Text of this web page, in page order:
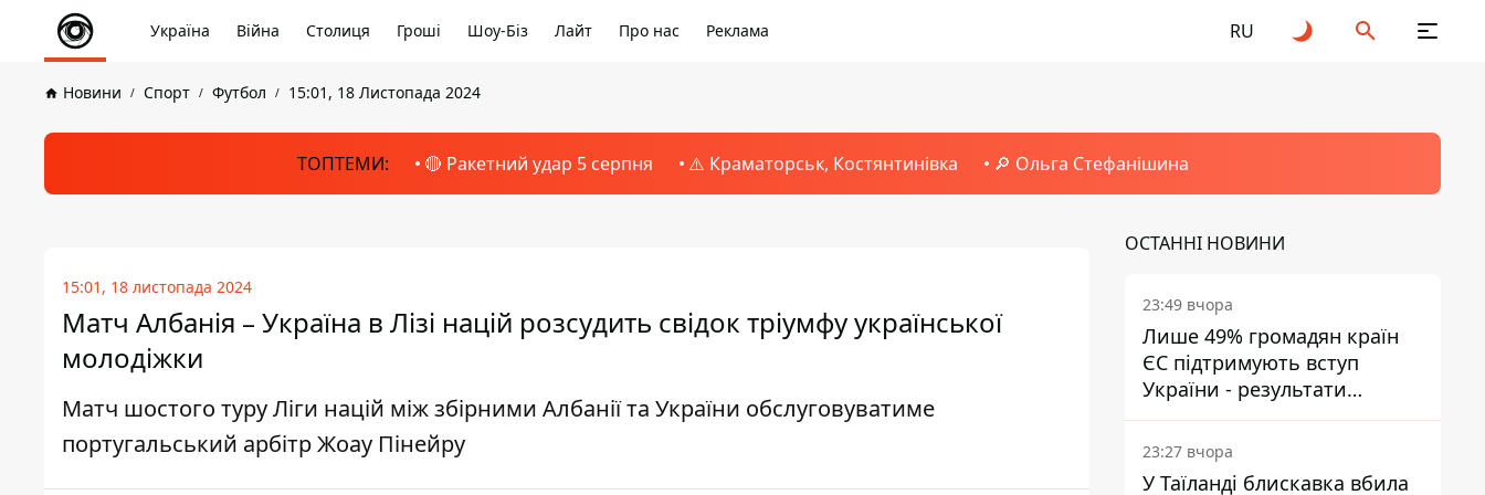
Україна Війна Столиця Гроші Шоу-Біз Лайт Про нас Реклама RU
Новини Спорт Футбол 15:01, 18 Листопада 2024
ТОПТЕМИ: 🔴 Ракетний удар 5 серпня ⚠️ Краматорськ, Костянтинівка 🔎 Ольга Стефанішина
15:01, 18 листопада 2024
Матч Албанія – Україна в Лізі націй розсудить свідок тріумфу української
молодіжки
Матч шостого туру Ліги націй між збірними Албанії та України обслуговуватиме
португальський арбітр Жоау Пінейру
ОСТАННІ НОВИНИ
23:49 вчора
Лише 49% громадян країн
ЄС підтримують вступ
України - результати
опитування
23:27 вчора
У Таїланді блискавка вбила